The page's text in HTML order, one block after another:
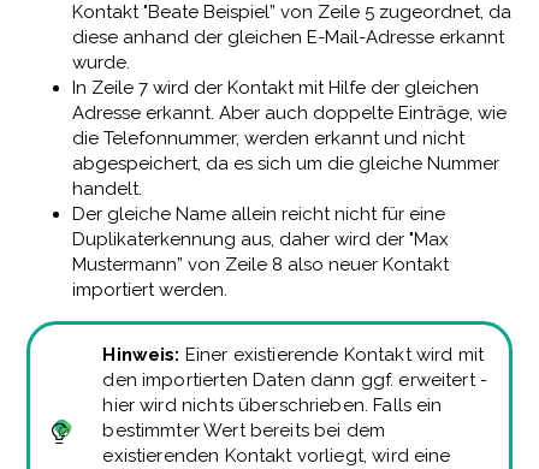
Kontakt "Beate Beispiel” von Zeile 5 zugeordnet, da
diese anhand der gleichen E-Mail-Adresse erkannt
wurde.
In Zeile 7 wird der Kontakt mit Hilfe der gleichen
Adresse erkannt. Aber auch doppelte Einträge, wie
die Telefonnummer, werden erkannt und nicht
abgespeichert, da es sich um die gleiche Nummer
handelt.
Der gleiche Name allein reicht nicht für eine
Duplikaterkennung aus, daher wird der "Max
Mustermann” von Zeile 8 also neuer Kontakt
importiert werden.
Hinweis: Einer existierende Kontakt wird mit
den importierten Daten dann ggf. erweitert -
hier wird nichts überschrieben. Falls ein
bestimmter Wert bereits bei dem
existierenden Kontakt vorliegt, wird eine